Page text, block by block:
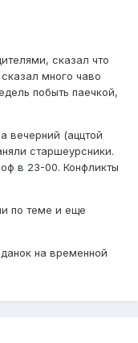
сказал что
много чаво
побыть паечкой,
вечерний (аццтой
старшеурсники.
в 23-00. Конфликты
по теме и еще
на временной